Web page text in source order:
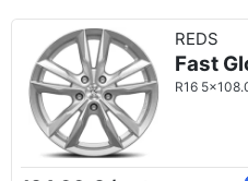
REDS
Fast
R16